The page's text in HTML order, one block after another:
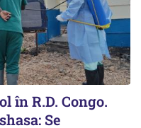
în R.D. Congo.
Se